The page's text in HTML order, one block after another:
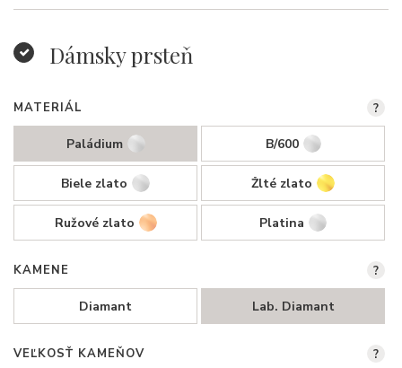
Dámsky prsteň
MATERIÁL
Paládium B/600
Biele zlato Žlté zlato
Ružové zlato Platina
?
KAMENE
Diamant Lab. Diamant
?
VEĽKOSŤ KAMEŇOV ?